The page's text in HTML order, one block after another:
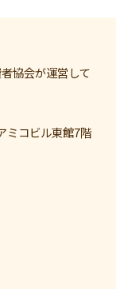
協会が運営して
ミコビル東館7階